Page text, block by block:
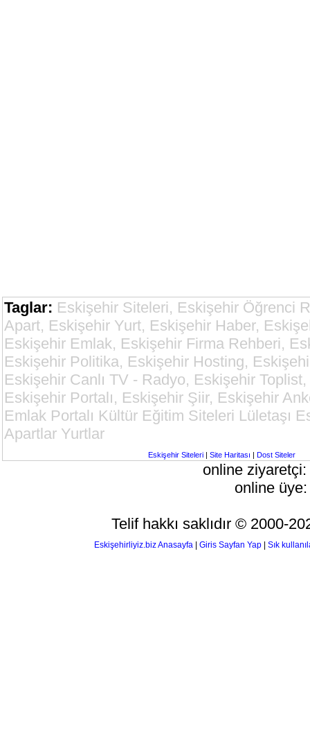
Taglar: Eskişehir Siteleri, Eskişehir Öğrenci
Apart, Eskişehir Yurt, Eskişehir Haber,
Eskişehir Emlak, Eskişehir Firma Rehberi,
Eskişehir Politika, Eskişehir Hosting,
Eskişehir Canlı TV - Radyo, Eskişehir
Eskişehir Portalı, Eskişehir Şiir, Eskişehir
Emlak Portalı Kültür Eğitim Siteleri Lületaşı
Apartlar Yurtlar
Eskişehir Siteleri | Site Haritası | Dost Siteler
online ziyaretçi:
online
Telif hakkı saklıdır © 2000-
Eskişehirliyiz.biz Anasayfa Giris Sayfan Yap Sık